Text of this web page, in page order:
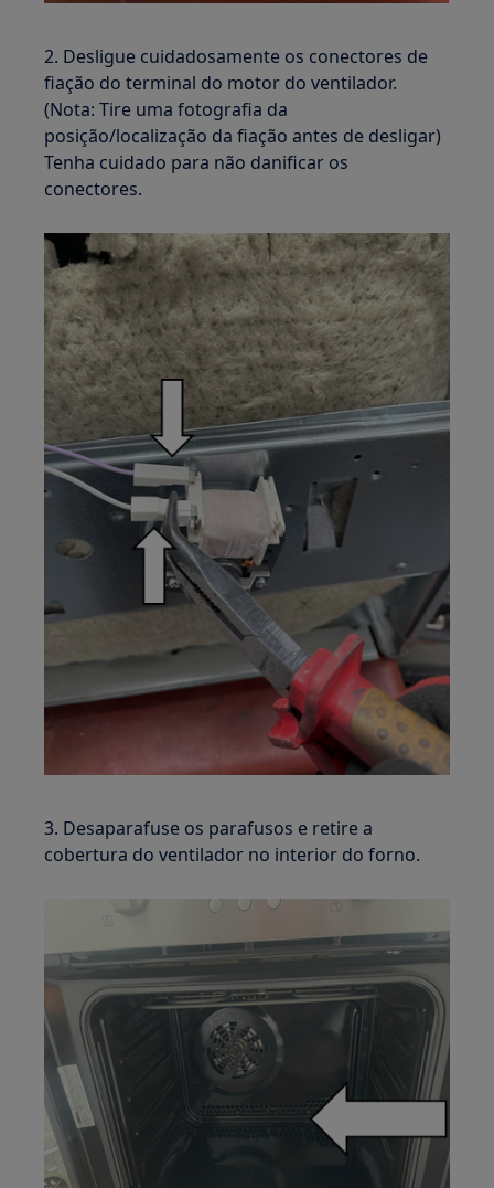
2. Desligue cuidadosamente os conectores de
fiação do terminal do motor do ventilador.
(Nota: Tire uma fotografia da
posição/localização da fiação antes de desligar)
Tenha cuidado para não danificar os
conectores.
3. Desaparafuse os parafusos e retire a
cobertura do ventilador no interior do forno.